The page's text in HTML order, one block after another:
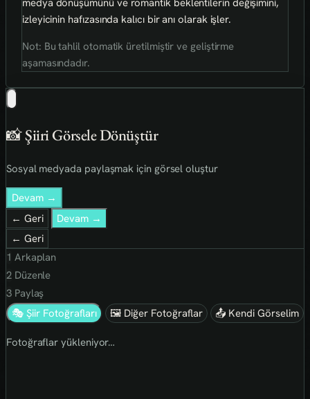
izleyicinin hafızasında kalıcı bir anı olarak işler.
Not: Bu tahlil otomatik üretilmiştir ve geliştirme
aşamasındadır.
📸 Şiiri Görsele Dönüştür
Sosyal medyada paylaşmak için görsel oluştur
Devam →
← Geri
Devam →
← Geri
1 Arkaplan
2Düzenle
3Paylaş
🎭 Şiir Fotoğrafları
🖼 Diğer Fotoğraflar 📤 Kendi Görselim
Fotoğraflar yükleniyor…